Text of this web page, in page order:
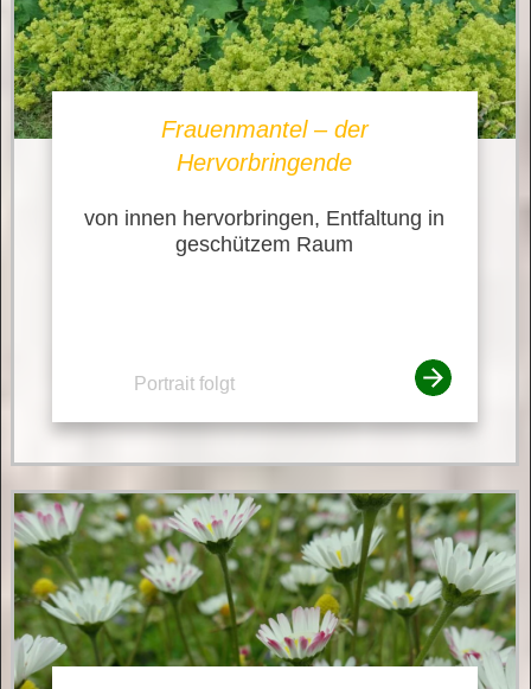
Frauenmantel – der
Hervorbringende
von innen hervorbringen, Entfaltung in
geschützem Raum
Portrait folgt